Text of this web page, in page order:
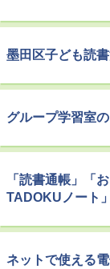
墨田区子ども読
グループ学習室
「読書通帳」「
TADOKUノート
ネットで使える